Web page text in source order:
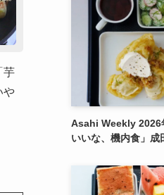
芋
や
Asahi Weekly 2026
いいな、機内食」成